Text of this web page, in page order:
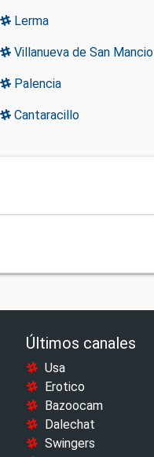
Lerma
Villanueva de San Mancio
Palencia
Cantaracillo
Últimos canales
Usa
Erotico
Bazoocam
Dalechat
Swingers